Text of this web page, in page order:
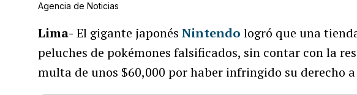
Agencia de Noticias
Lima- El gigante japonésNintendo logró que una
peluches de pokémones falsificados, sin contar con la
multa de unos $60,000 por haber infringido su derecho